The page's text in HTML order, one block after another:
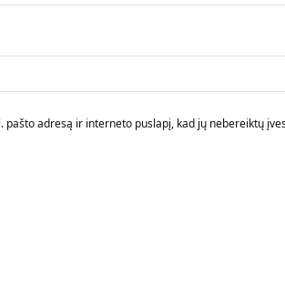
adresą ir interneto puslapį, kad jų nebereiktų